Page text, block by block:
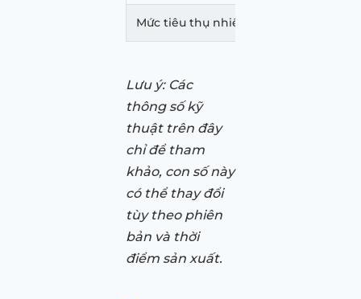
Mức tiêu thụ nhiên liệu hỗn hợp (lít/
Lưu ý: Các
thông số kỹ
thuật trên đây
chỉ để tham
khảo, con số này
có thể thay đổi
tùy theo phiên
bản và thời
điểm sản xuất.